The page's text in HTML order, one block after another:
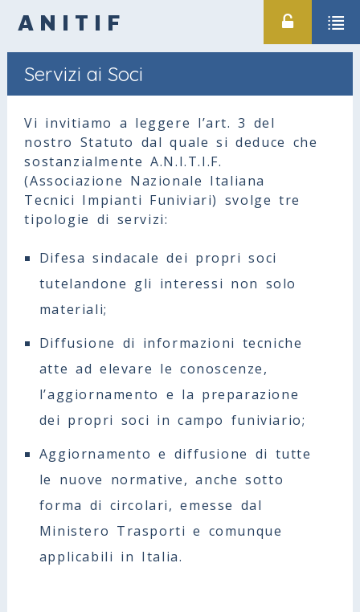
ANITIF
Servizi ai Soci
Vi invitiamo a leggere l’art. 3 del
nostro Statuto dal quale si deduce che
sostanzialmente A.N.I.T.I.F.
(Associazione Nazionale Italiana
Tecnici Impianti Funiviari) svolge tre
tipologie di servizi:
Difesa sindacale dei propri soci
tutelandone gli interessi non solo
materiali;
Diffusione di informazioni tecniche
atte ad elevare le conoscenze,
l’aggiornamento e la preparazione
dei propri soci in campo funiviario;
Aggiornamento e diffusione di tutte
le nuove normative, anche sotto
forma di circolari, emesse dal
Ministero Trasporti e comunque
applicabili in Italia.